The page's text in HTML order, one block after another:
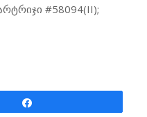
#58094(II);